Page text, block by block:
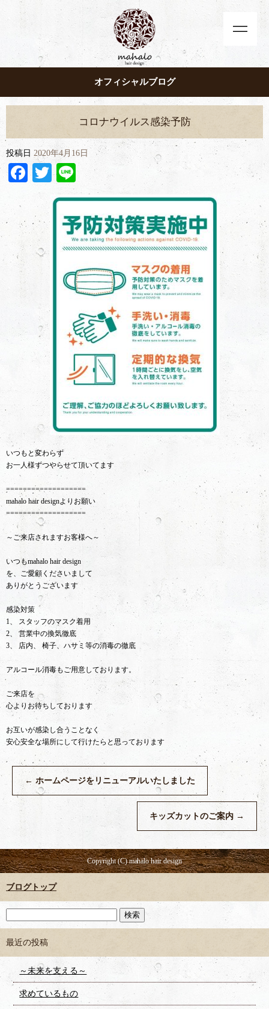
オフィシャルブログ
コロナウイルス感染予防
投稿日 2020年4月16日
Facebook
Twitter
Line
いつもと変わらず
お一人様ずつやらせて頂いてます
===================
mahalo hair designよりお願い
===================
～ご来店されますお客様へ～
いつもmahalo hair design
を、ご愛顧くださいまして
ありがとうございます
感染対策
1、 スタッフのマスク着用
2、 営業中の換気徹底
3、 店内、 椅子、ハサミ等の消毒の徹底
アルコール消毒もご用意しております。
ご来店を
心よりお待ちしております
お互いが感染し合うことなく
安心安全な場所にして行けたらと思っております
← ホームページをリニューアルいたしました
キッズカットのご案内 →
Copyright (C) mahalo hair design
ブログトップ
最近の投稿
～未来を支える～
求めているもの